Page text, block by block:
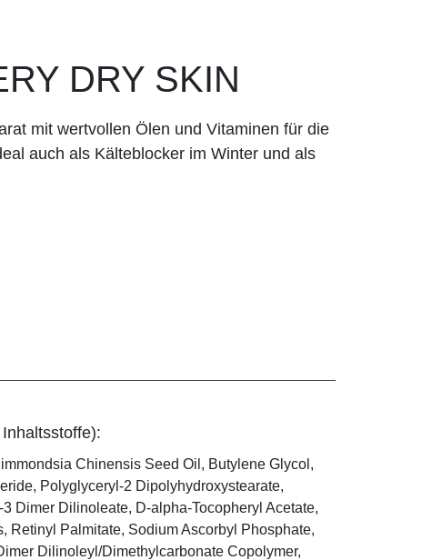
DRY SKIN
mit wertvollen Ölen und Vitaminen für die
auch als Kälte­blocker im Winter und als
Chinensis Seed Oil, Butylene Glycol,
Polyglyceryl-2 Dipolyhydroxystearate,
Dimer Dilinoleate, D-alpha-Tocopheryl Acetate,
Retinyl Palmitate, Sodium Ascorbyl Phosphate,
Dilinoleyl/Dimethylcarbonate Copolymer,